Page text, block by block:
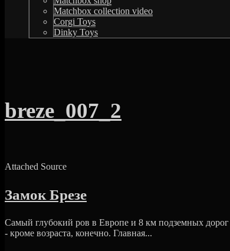
Matchbox collection video
Corgi Toys
Dinky Toys
breze_007_2
Attached Source
Замок Брезе
Cамый глубокий ров в Европе и 8 км подземных
- кроме возраста, конечно. Главная...